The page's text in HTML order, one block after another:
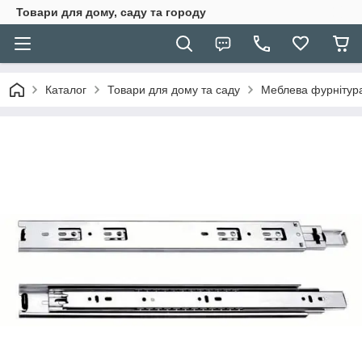
Товари для дому, саду та городу
Каталог Товари для дому та саду Меблева